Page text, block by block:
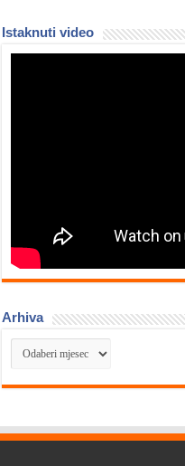
Istaknuti video
Arhiva
Arhiva